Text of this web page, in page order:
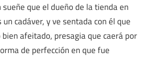
sueñe que el dueño de la tienda en
cadáver, y ve sentada con él que
afeitado, presagia que caerá por
de perfección en que fue